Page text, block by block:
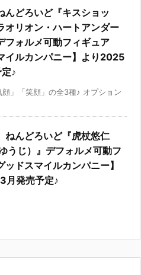
んどろいど『キスショッ
オリオン・ハートアンダー
フォルメ可動フィギュア
イルカンパニー】より2025
♪
」「笑顔」の全3種♪ オプション
ねんどろいど『虎杖悠仁
うじ）』デフォルメ可動フ
ッドスマイルカンパニー】
月発売予定♪